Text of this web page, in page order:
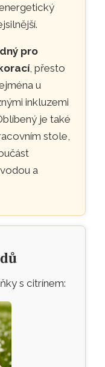
pro
, přesto
u
inkluzemi
je také
stole,
a
s citrínem: